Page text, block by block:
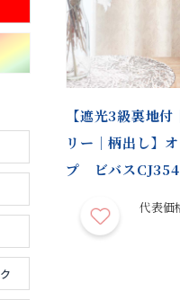
【遮光3級裏地
リー｜柄出し】
プ ビバス
代表価